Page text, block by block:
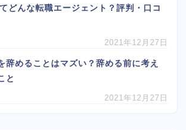
どんな転職エージェント？評判・口コ
2021年12月27日
辞めることはマズい？辞める前に考え
と
2021年12月27日